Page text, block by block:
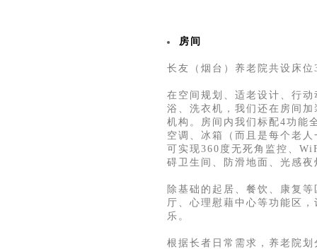
房间
长友（烟台）养老院共设床
在空间规划、适老设计、行
浴、洗衣机，我们还在房间
机构。房间内我们标配4功能
空调、冰箱（而且是每个老
可实现360度无死角监控、
碍卫生间、防滑地面、光感
除基础的起居、餐饮、康复
厅、心理慰藉中心等功能区
乐。
根据长者日常需求，养老院